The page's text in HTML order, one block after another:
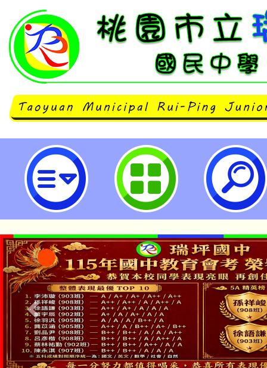
函轉勞動部勞動力發展署技能檢定
心)「第55屆全國技能競賽暨第3屆
第48屆國際技能競賽國手選拔賽」
瑞坪國民中學
「本色祭」8/29、30在